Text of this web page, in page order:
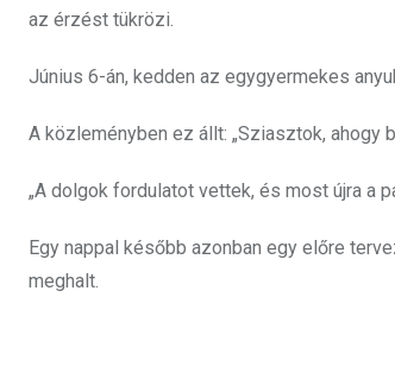
az érzést tükrözi.
Június 6-án, kedden az egygyermekes
A közleményben ez állt: „Sziasztok, ahogy
„A dolgok fordulatot vettek, és most újra a
Egy nappal később azonban egy előre
meghalt.